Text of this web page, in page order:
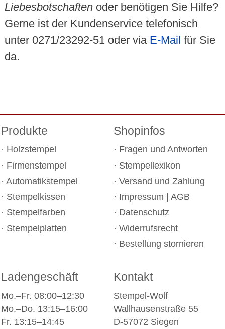
Liebesbotschaftenoder benötigen Sie Hilfe?
Gerne ist der Kundenservice telefonisch
unter 0271/23292-51 oder via E-Mail für Sie
da.
Produkte
Holzstempel
Firmenstempel
Automatikstempel
Stempelkissen
Stempelfarben
Stempelplatten
Shopinfos
Fragen und Antworten
Stempellexikon
Versand und Zahlung
Impressum
AGB
Datenschutz
Widerrufsrecht
Bestellung stornieren
Ladengeschäft
Mo.–Fr. 08:00–12:30
Mo.–Do. 13:15–16:00
Fr. 13:15–14:45
Kontakt
Stempel-Wolf
Wallhausenstraße 55
D-57072 Siegen